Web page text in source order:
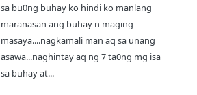
sa bu0ng buhay ko hindi ko manlang
maranasan ang buhay n maging
masaya....nagkamali man aq sa unang
asawa...naghintay aq ng 7 ta0ng mg isa
sa buhay at...